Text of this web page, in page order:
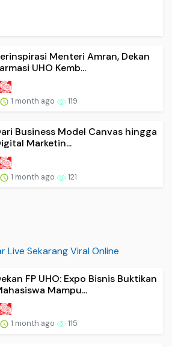
Menteri Amran, Dekan
UHO Kemb...
1 month ago 119
Business Model Canvas hingga
Marketin...
1 month ago 121
Live Sekarang Viral Online
FP UHO: Expo Bisnis Buktikan
Mampu...
1 month ago 115